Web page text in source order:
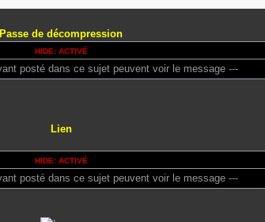
Passe de décompression
HIDE: ACTIVÉ
posté dans ce sujet peuvent voir le message ---
Lien
HIDE: ACTIVÉ
posté dans ce sujet peuvent voir le message ---